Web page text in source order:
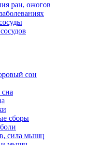
ран, ожогов
сон
сборы
сила мышц